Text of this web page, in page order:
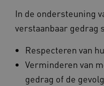
In de ondersteuning
verstaanbaar gedrag
Respecteren van
Verminderen van
gedrag of de
BCSessionID